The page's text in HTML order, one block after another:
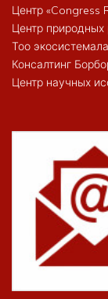
Центр «Congress
Центр природных
Тоо
Консалтинг
Центр научных